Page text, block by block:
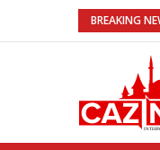
BREAKING